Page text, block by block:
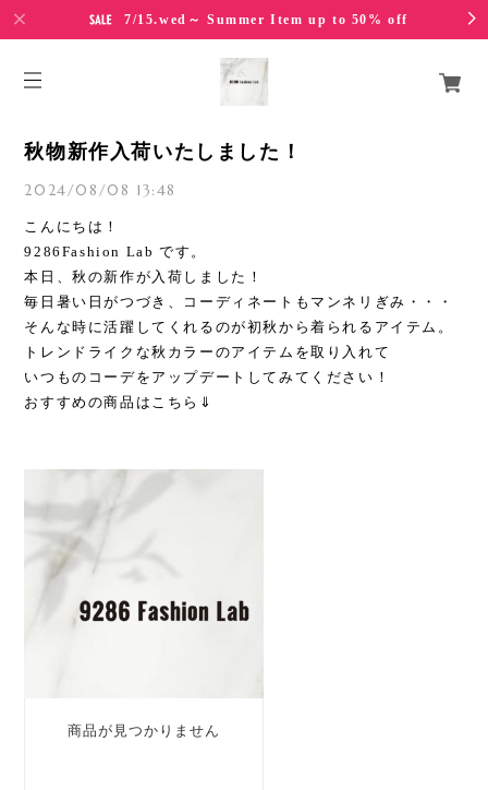
7/15.wed～ Summer Item up to 50% off
秋物新作入荷いたしました！
2024/08/08 13:48
こんにちは！
9286Fashion Lab です。
本日、秋の新作が入荷しました！
毎日暑い日がつづき、コーディネートもマンネリぎみ・・・
そんな時に活躍してくれるのが初秋から着られるアイテム。
トレンドライクな秋カラーのアイテムを取り入れて
いつものコーデをアップデートしてみてください！
おすすめの商品はこちら⇓